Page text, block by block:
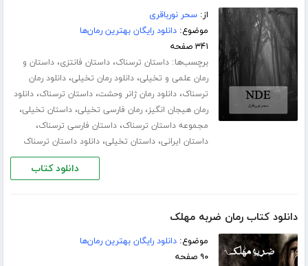
از:سحر نورباقری
موضوع:دانلود رایگان بهترین رمان‌ها
۳۴۱ صفحه
برچسب‌ها:داستان ترسناک،داستان فانتزی،داستان و
رمان علمی و تخیلی،دانلود رمان تخیلی،دانلود رمان
ترسناک،دانلود رمان ژانر وحشت،داستان ترسناک،دانلود
رمان هیجان انگیز،رمان فارسی تخیلی،داستان تخیلی،
مجموعه داستان ترسناک،داستان فارسی ترسناک،
داستان ایرانی،داستان تخیلی،دانلود داستان ترسناک
دانلود کتاب
دانلود کتاب رمان ضربه مهلک
موضوع:دانلود رایگان بهترین رمان‌ها
۹۰ صفحه